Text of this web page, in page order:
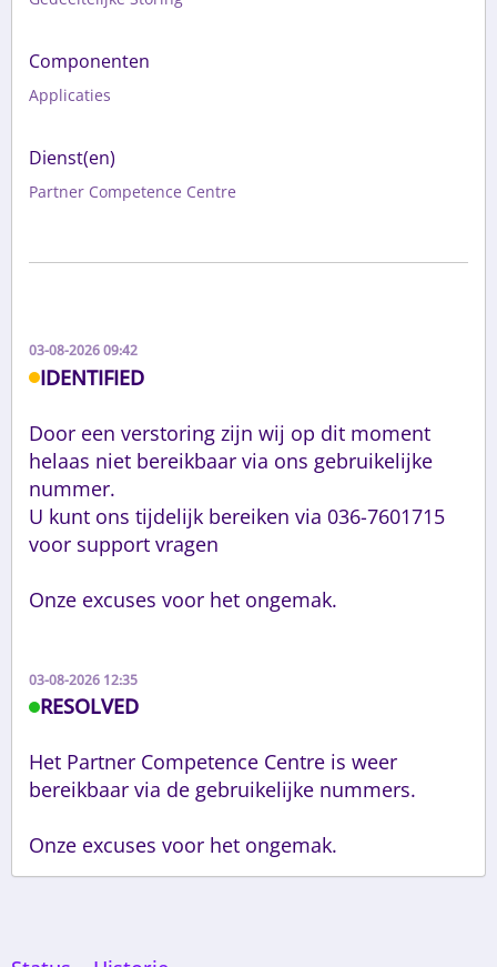
Componenten
Applicaties
Dienst(en)
Partner Competence Centre
03-08-2026 09:42
IDENTIFIED
Door een verstoring zijn wij op dit moment
helaas niet bereikbaar via ons gebruikelijke
nummer.
U kunt ons tijdelijk bereiken via 036-7601715
voor support vragen
Onze excuses voor het ongemak.
03-08-2026 12:35
RESOLVED
Het Partner Competence Centre is weer
bereikbaar via de gebruikelijke nummers.
Onze excuses voor het ongemak.